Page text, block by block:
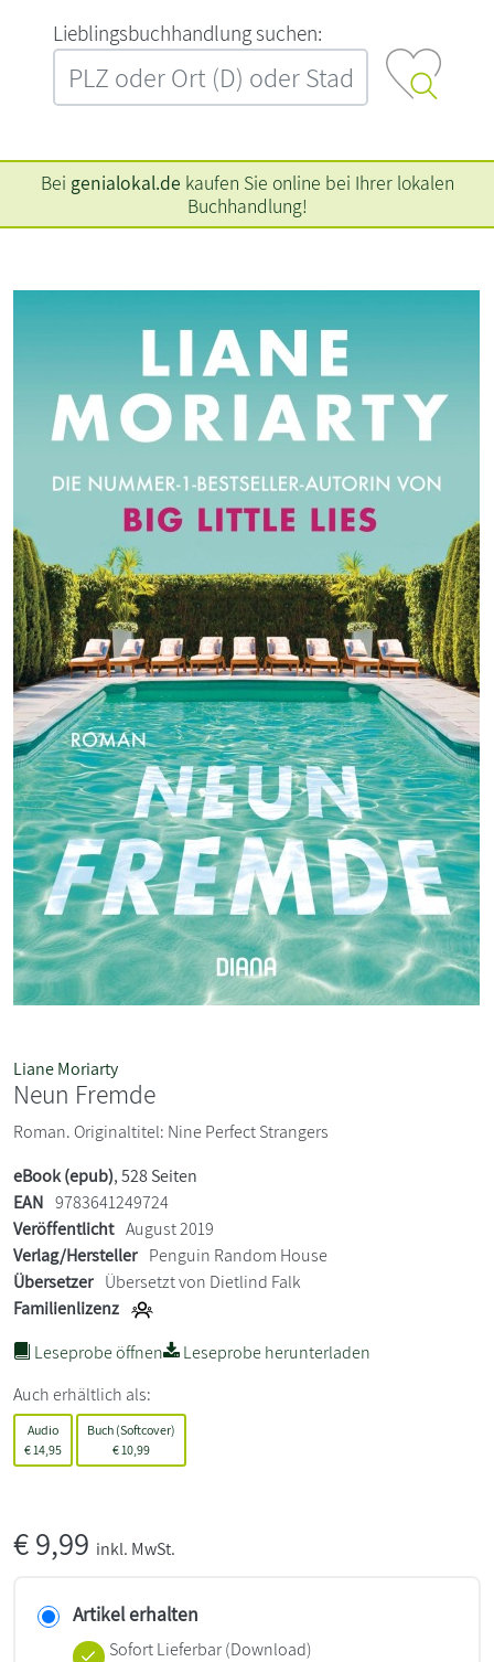
L‍i‍e‍b‍l‍i‍n‍g‍s‍b‍u‍c‍h‍h‍a‍n‍d‍l‍u‍n‍g‍ ‍s‍u‍c‍h‍e‍n‍:‍
Bei genialokal.de kaufen Sie online bei Ihrer lokalen
Buchhandlung!
Liane Moriarty
Neun Fremde
Roman. Originaltitel: Nine Perfect Strangers
eBook (epub), 528 Seiten
EAN 9783641249724
Veröffentlicht August 2019
Verlag/Hersteller Penguin Random House
Übersetzer Übersetzt von Dietlind Falk
Familienlizenz
Leseprobe öffnen
Leseprobe herunterladen
Auch erhältlich als:
Audio
€ 14,95
Buch (Softcover)
€ 10,99
€9,99 inkl. MwSt.
Artikel erhalten
Sofort Lieferbar (Download)